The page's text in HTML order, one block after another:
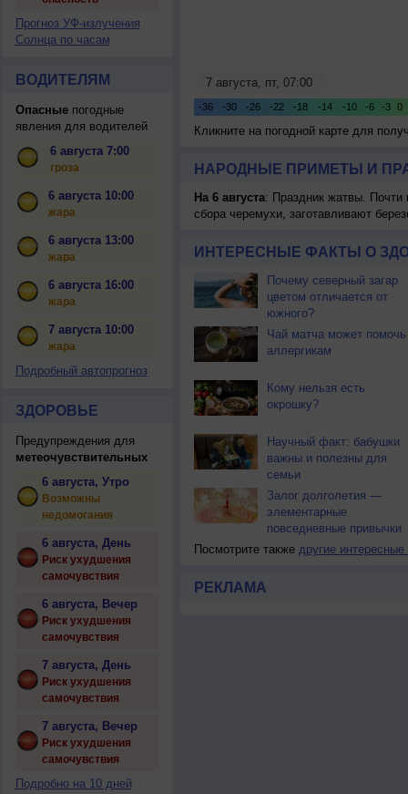
Прогноз УФ-излучения
Солнца по часам
ВОДИТЕЛЯМ
Опасныепогодные
явления для водителей
6 августа 7:00
гроза
6 августа 10:00
жара
6 августа 13:00
жара
6 августа 16:00
жара
7 августа 10:00
жара
Подробный автопрогноз
ЗДОРОВЬЕ
Предупреждения для
метеочувствительных
6 августа, Утро
Возможны
недомогания
6 августа, День
Риск ухудшения
самочувствия
6 августа, Вечер
Риск ухудшения
самочувствия
7 августа, День
Риск ухудшения
самочувствия
7 августа, Вечер
Риск ухудшения
самочувствия
Подробно на 10 дней
Кликните на погодной карте для
НАРОДНЫЕ ПРИМЕТЫ И
На 6 августа: Праздник жатвы. Почти
сбора черемухи, заготавливают
ИНТЕРЕСНЫЕ ФАКТЫ О
Почему северный загар
цветом отличается от
южного?
Чай матча может помочь
аллергикам
Кому нельзя есть
окрошку?
Научный факт: бабушки
важны и полезны для
семьи
Залог долголетия —
элементарные
повседневные привычки
Посмотрите также другие интересные
РЕКЛАМА